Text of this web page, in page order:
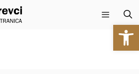
Izbornik